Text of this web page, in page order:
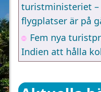
turistministeriet –
flygplatser är på
Fem nya
Indien att hålla